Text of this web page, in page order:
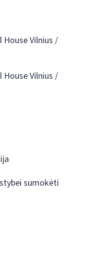
Vilnius /
Vilnius /
sumokėti